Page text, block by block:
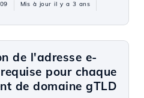
Mis à jour il y a 3 ans
de l'adresse e-
pour chaque
de domaine gTLD